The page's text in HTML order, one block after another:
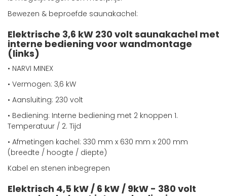
Bewezen & beproefde saunakachel:
Elektrische 3,6 kW 230 volt saunakachel met
interne bediening voor wandmontage
(links)
• NARVI MINEX
• Vermogen: 3,6 kW
• Aansluiting: 230 volt
• Bediening: Interne bediening met 2 knoppen 1.
Temperatuur / 2. Tijd
• Afmetingen kachel: 330 mm x 630 mm x 200 mm
(breedte / hoogte / diepte)
Kabel en stenen inbegrepen
Elektrisch 4,5 kW / 6 kW / 9kW - 380 volt